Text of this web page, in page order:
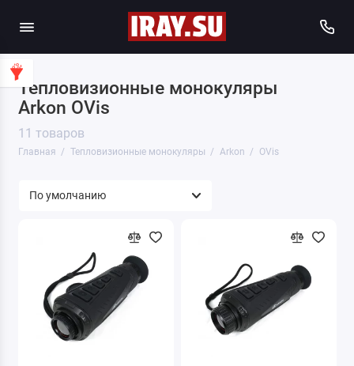
Тепловизионные монокуляры
Arkon OVis
11 товаров
Главная Тепловизионные монокуляры Arkon OVis